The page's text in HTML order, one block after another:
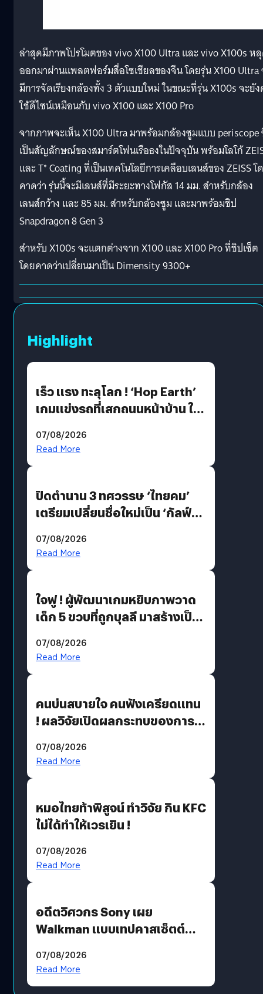
ล่าสุดมีภาพโปรโมตของ vivo X100 Ultra และ vivo X100s ห
ออกมาผ่านแพลตฟอร์มสื่อโซเชียลของจีน โดยรุ่น X100 Ultra
มีการจัดเรียงกล้องทั้ง 3 ตัวแบบใหม่ ในขณะที่รุ่น X100s จะยั
ใช้ดีไซน์เหมือนกับ vivo X100 และ X100 Pro
จากภาพจะเห็น X100 Ultra มาพร้อมกล้องซูมแบบ periscope
เป็นสัญลักษณ์ของสมาร์ตโฟนเรือธงในปัจจุบัน พร้อมโลโก้
และ T* Coating ที่เป็นเทคโนโลยีการเคลือบเลนส์ของ ZEISS โ
คาดว่า รุ่นนี้จะมีเลนส์ที่มีระยะทางโฟกัส 14 มม. สำหรับกล้อง
เลนส์กว้าง และ 85 มม. สำหรับกล้องซูม และมาพร้อมชิป
Snapdragon 8 Gen 3
สำหรับ X100s จะแตกต่างจาก X100 และ X100 Pro ที่ชิปเซ็ต
โดยคาดว่าเปลี่ยนมาเป็น Dimensity 9300+
Highlight
เร็ว แรง ทะลุโลก ! ‘Hop Earth’
เกมแข่งรถที่เสกถนนหน้าบ้าน ให้
07/08/2026
Read More
ปิดตำนาน 3 ทศวรรษ ‘ไทยคม’
เตรียมเปลี่ยนชื่อใหม่เป็น ‘กัลฟ์
อวกาศเต็มสูบ
07/08/2026
Read More
ใจฟู ! ผู้พัฒนาเกมหยิบภาพวาด
เด็ก 5 ขวบที่ถูกบุลลี มาสร้างเป็น
07/08/2026
Read More
คนบ่นสบายใจ คนฟังเครียดแทน
! ผลวิจัยเปิดผลกระทบของการ
07/08/2026
Read More
หมอไทยท้าพิสูจน์ ทำวิจัย กิน KFC
ไม่ได้ทำให้เวรเยิน !
07/08/2026
Read More
อดีตวิศวกร Sony เผย
Walkman แบบเทปคาสเซ็ตต์
07/08/2026
Read More